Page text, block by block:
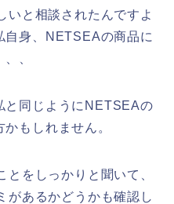
いと相談されたんですよ
自身、NETSEAの商品に
、
と同じようにNETSEAの
もしれません。
をしっかりと聞いて、
があるかどうかも確認し